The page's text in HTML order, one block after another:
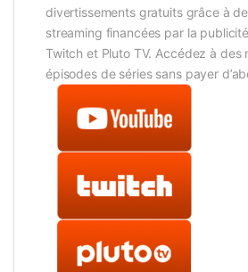
divertissements gratuits grâce à
streaming financées par la
Twitch et Pluto TV. Accédez à des
épisodes de séries sans payer